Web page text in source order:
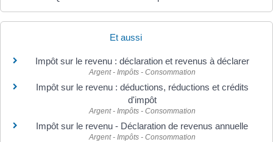
Et aussi
Impôt sur le revenu : déclaration et revenus à déclarer
Argent - Impôts - Consommation
Impôt sur le revenu : déductions, réductions et crédits
d'impôt
Argent - Impôts - Consommation
Impôt sur le revenu - Déclaration de revenus annuelle
Argent - Impôts - Consommation